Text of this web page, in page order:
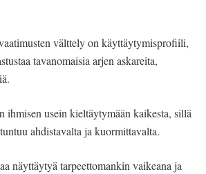
välttely on käyttäytymisprofiili,
tavanomaisia arjen askareita,
ihmisen usein kieltäytymään kaikesta, sillä
ahdistavalta ja kuormittavalta.
näyttäytyä tarpeettomankin vaikeana ja